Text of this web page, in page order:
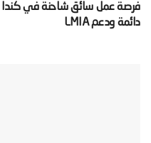
دائمة ودعم LMIA‬